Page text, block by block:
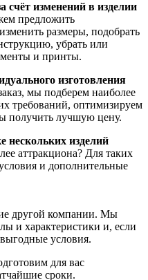
счёт изменений в изделии
предложить
размеры, подобрать
убрать или
и принты.
изготовления
мы подберем наиболее
требований, оптимизируем
получить лучшую цену.
нескольких изделий
аттракциона? Для таких
и дополнительные
другой компании. Мы
и характеристики и, если
условия.
для вас
сроки.